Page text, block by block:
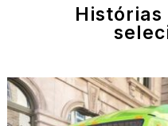
Histórias